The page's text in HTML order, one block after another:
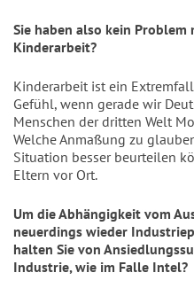
Sie haben also kein
Kinderarbeit?
Kinderarbeit ist ein
Gefühl, wenn gerade wir
Menschen der dritten Welt
Welche Anmaßung zu
Situation besser beurteilen
Eltern vor Ort.
Um die Abhängigkeit vom
neuerdings wieder
halten Sie von
Industrie, wie im Falle Intel?